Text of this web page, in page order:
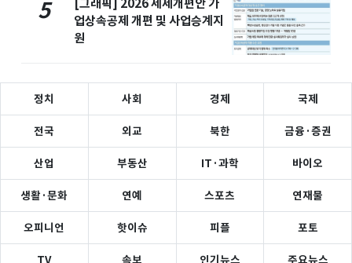
5
[그래픽] 2026 세제개편안 가
업상속공제 개편 및 사업승계지
원
정치 사회 경제 국제
전국 외교 북한 금융·증권
산업 부동산 IT·과학 바이오
생활·문화 연예 스포츠 연재물
오피니언 핫이슈 피플 포토
TV 속보 인기뉴스 주요뉴스